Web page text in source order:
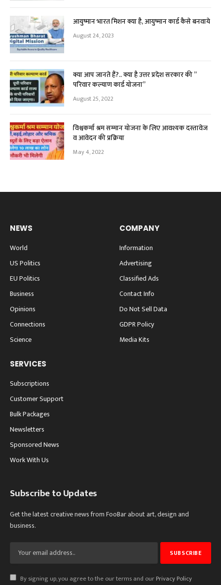
आयुष्मान भारत मिशन क्या है, आयुष्मान कार्ड कैसे बनवाये
August 24, 2023
क्या आप जानते हैं?.. क्या है उत्तर प्रदेश सरकार की ”
परिवार कल्याण कार्ड योजना”
August 25, 2022
विश्वकर्मा श्रम सम्मान योजना के लिए आवश्यक दस्तावेज
व आवेदन की प्रक्रिया
May 4, 2022
NEWS
World
US Politics
EU Politics
Business
Opinions
Connections
Science
COMPANY
Information
Advertising
Classified Ads
Contact Info
Do Not Sell Data
GDPR Policy
Media Kits
SERVICES
Subscriptions
Customer Support
Bulk Packages
Newsletters
Sponsored News
Work With Us
Subscribe to Updates
Get the latest creative news from FooBar about art, design and
business.
By signing up, you agree to the our terms and ourPrivacy Policy